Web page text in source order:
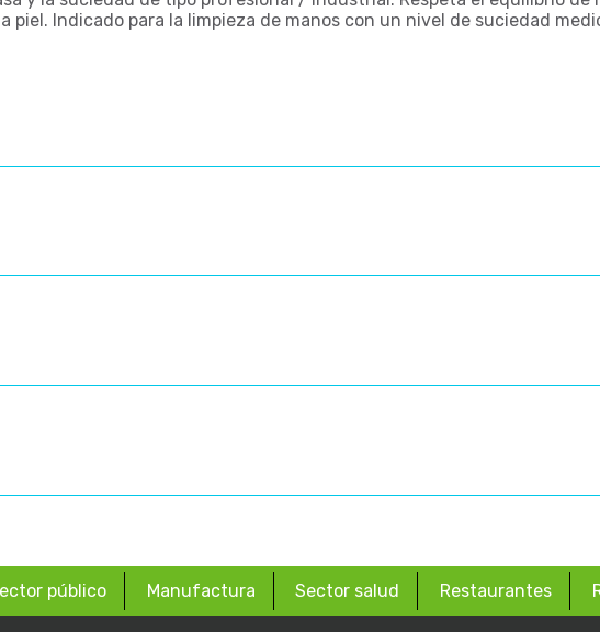
piel. Indicado para la limpieza de manos con un nivel de suciedad
público Manufactura Sector salud Restaurantes